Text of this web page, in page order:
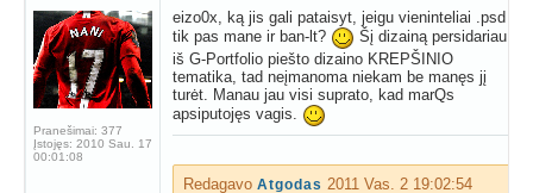
Pranešimai: 377
Įstojęs: 2010 Sau. 17
00:01:08
eizo0x, ką jis gali pataisyt, jeigu vieninteliai .psd
tik pas mane ir ban-lt?
Šį dizainą persidariau
iš G-Portfolio piešto dizaino KREPŠINIO
tematika, tad neįmanoma niekam be manęs jį
turėt. Manau jau visi suprato, kad marQs
apsiputojęs vagis.
Redagavo Atgodas 2011 Vas. 2 19:02:54